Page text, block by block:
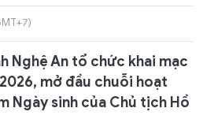
Nghệ An tổ chức khai mạc
mở đầu chuỗi hoạt
Ngày sinh của Chủ tịch Hồ